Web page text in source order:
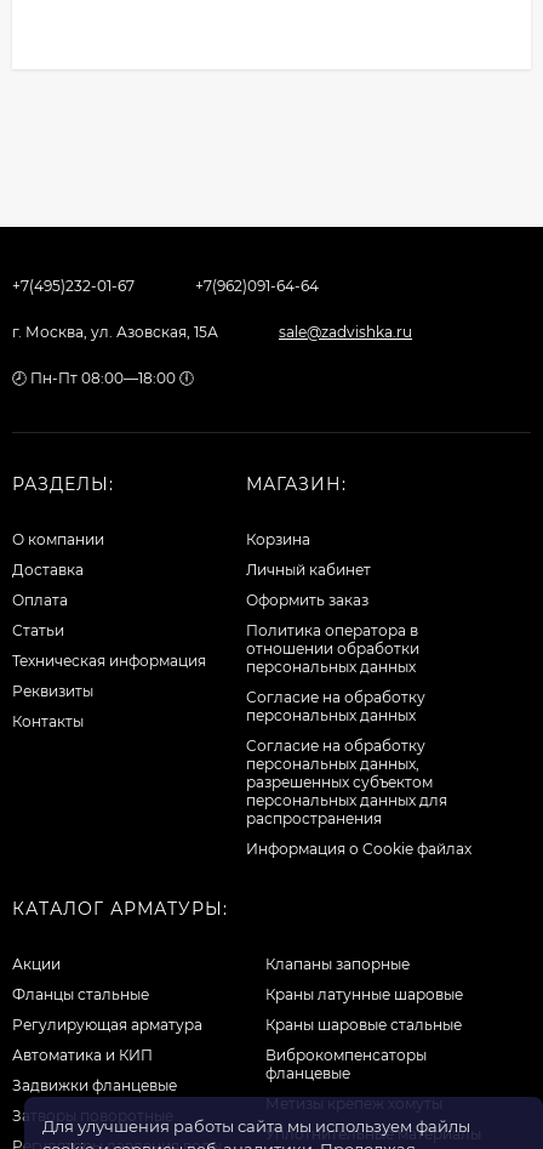
+7(495)232-01-67 +7(962)091-64-64
г. Москва, ул. Азовская, 15А sale@zadvishka.ru
🕗 Пн-Пт 08:00—18:00 🕕
РАЗДЕЛЫ:
О компании
Доставка
Оплата
Статьи
Техническая информация
Реквизиты
Контакты
МАГАЗИН:
Корзина
Личный кабинет
Оформить заказ
Политика оператора в
отношении обработки
персональных данных
Согласие на обработку
персональных данных
Cогласие на обработку
персональных данных,
разрешенных субъектом
персональных данных для
распространения
Информация о Cookie файлах
КАТАЛОГ АРМАТУРЫ:
Акции
Фланцы стальные
Регулирующая арматура
Автоматика и КИП
Задвижки фланцевые
Затворы поворотные
Клапаны запорные
Краны латунные шаровые
Краны шаровые стальные
Виброкомпенсаторы
фланцевые
Метизы крепеж хомуты
Уплотнительные материалы
Для улучшения работы сайта мы используем файлы